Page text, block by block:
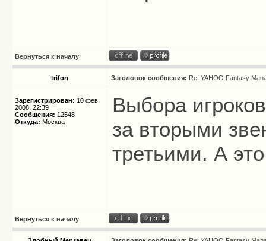
Вернуться к началу
trifon Заголовок сообщения: Re: YAHOO Fantasy
Зарегистрирован: 10 фев
2008, 22:39
Сообщения: 12548
Откуда: Москва
Выбора
за вторыми
третьими. А
Вернуться к началу